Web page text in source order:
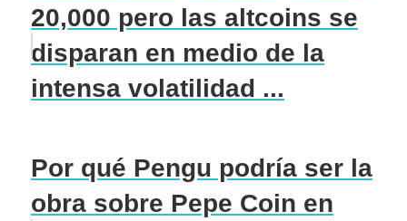
20,000 pero las altcoins se
disparan en medio de la
intensa volatilidad ...
Por qué Pengu podría ser la
obra sobre Pepe Coin en